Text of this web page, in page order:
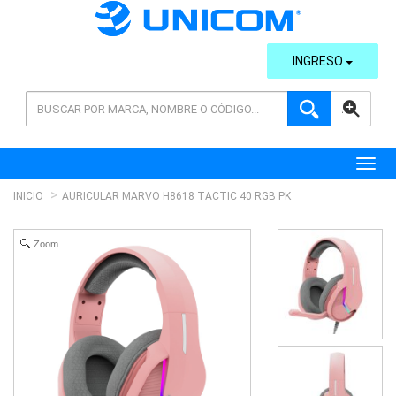
AVANZADA
INGRESO
INICIO AURICULAR MARVO H8618 TACTIC 40 RGB PK
Zoom